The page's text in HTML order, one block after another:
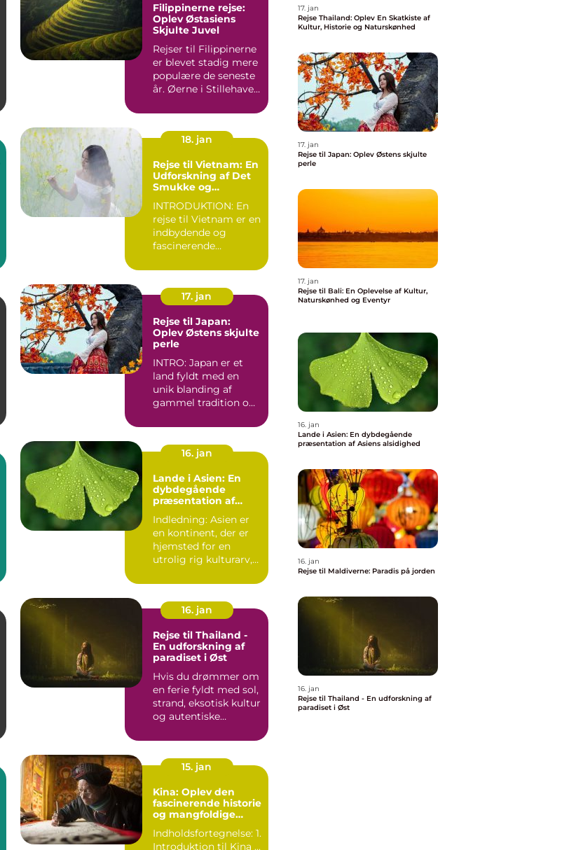
Filippinerne rejse:
Oplev Østasiens
Skjulte Juvel
Rejser til Filippinerne
er blevet stadig mere
populære de seneste
år. Øerne i Stillehavet
18. jan
Rejse til Vietnam: En
Udforskning af Det
Smukke og
INTRODUKTION: En
rejse til Vietnam er en
indbydende og
fascinerende
eventyrlystne...
17. jan
Rejse til Japan:
Oplev Østens skjulte
perle
INTRO: Japan er et
land fyldt med en
unik blanding af
gammel tradition og
Uanse...
16. jan
Lande i Asien: En
dybdegående
præsentation af
Indledning: Asien er
en kontinent, der er
hjemsted for en
utrolig rig kulturarv,
16. jan
Rejse til Thailand -
En udforskning af
paradiset i Øst
Hvis du drømmer om
en ferie fyldt med sol,
strand, eksotisk kultur
og autentiske
15. jan
Kina: Oplev den
fascinerende historie
og mangfoldige
rige
Indholdsfortegnelse: 1.
Introduktion til Kina ...
17. jan
Rejse Thailand: Oplev En Skatkiste af
Kultur, Historie og Naturskønhed
17. jan
Rejse til Japan: Oplev Østens skjulte
perle
17. jan
Rejse til Bali: En Oplevelse af Kultur,
Naturskønhed og Eventyr
16. jan
Lande i Asien: En dybdegående
præsentation af Asiens alsidighed
16. jan
Rejse til Maldiverne: Paradis på jorden
16. jan
Rejse til Thailand - En udforskning af
paradiset i Øst